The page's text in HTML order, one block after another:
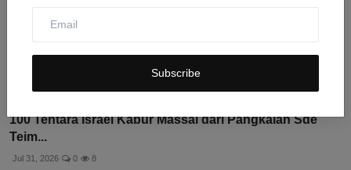
Subscribe
100 Tentara Israel Kabur Massal dari Pangkalan Sde
Teim...
Jul 31, 2026 0 8